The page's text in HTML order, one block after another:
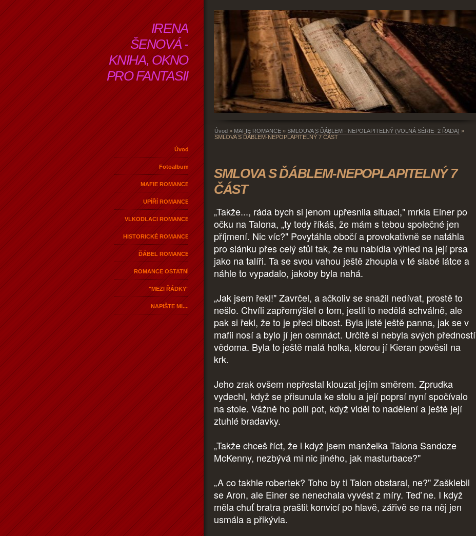
IRENA
ŠENOVÁ -
KNIHA, OKNO
PRO FANTASII
Úvod
Fotoalbum
MAFIE ROMANCE
UPÍŘÍ ROMANCE
VLKODLACI ROMANCE
HISTORICKÉ ROMANCE
ĎÁBEL ROMANCE
ROMANCE OSTATNÍ
"MEZI ŘÁDKY"
NAPIŠTE MI....
Úvod » MAFIE ROMANCE » SMLOUVA S ĎÁBLEM - NEPOLAPITELNÝ (VOLNÁ SÉRIE- 2 ŘADA) »
SMLOVA S ĎÁBLEM-NEPOPLAPITELNÝ 7 ČÁST
SMLOVA S ĎÁBLEM-NEPOPLAPITELNÝ 7
ČÁST
„Takže..., ráda bych si jenom upřesnila situaci," mrkla Einer po
očku na Talona, „ty tedy říkáš, že mám s tebou společné jen
příjmení. Nic víc?" Povytáhla obočí a provokativně se natáhla
pro slánku přes celý stůl tak, že mu nabídla výhled na její prsa
jako na talíři. Ta se svou vahou ještě zhoupla v té slabé látce a
náhle to vypadalo, jakoby byla nahá.
„Jak jsem řekl!" Zavrčel, a ačkoliv se snažil nedívat, prostě to
nešlo. Chvíli zapřemýšlel o tom, jestli to nedělá schválně, ale
pak si řekl, že to je přeci blbost. Byla jistě ještě panna, jak se v
mafii nosí a bylo jí jen osmnáct. Určitě si nebyla svých předností
vědoma. Byla to ještě malá holka, kterou jí Kieran pověsil na
krk.
Jeho zrak ovšem nepřestal klouzat jejím směrem. Zprudka
vydechl, když se přisunula ke stolu a její poprsí nyní spočívalo
na stole. Vážně ho polil pot, když viděl to nadělení a ještě její
ztuhlé bradavky.
„Takže chceš říct, že i když jsem manželka Talona Sandoze
McKenny, nezbývá mi nic jiného, jak masturbace?"
„A co takhle robertek? Toho by ti Talon obstaral, ne?" Zašklebil
se Aron, ale Einer se nenechala vyvést z míry. Teď ne. I když
měla chuť bratra praštit konvicí po hlavě, zářivě se na něj jen
usmála a přikývla.